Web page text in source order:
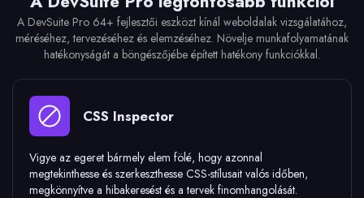
A DevSuite Pro 64+ fejlesztői eszközt kínál weboldalak vizsgálatához,
méréséhez, tervezéséhez és elemzéséhez. Növelje munkafolyamatának
hatékonyságát a böngészőjébe épített hatékony funkciókkal.
CSS Inspector
Vigye az egeret bármely elem fölé, hogy azonnal
megtekinthesse és szerkeszthesse CSS-stílusait valós időben,
megkönnyítve a hibakeresést és a tervek finomhangolását.